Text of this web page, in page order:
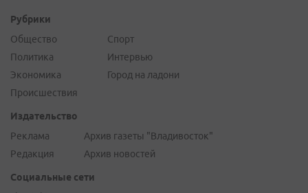
Рубрики
Общество
Политика
Экономика
Происшествия
Спорт
Интервью
Город на ладони
Издательство
Реклама
Редакция
Архив газеты "Владивосток"
Архив новостей
Социальные сети